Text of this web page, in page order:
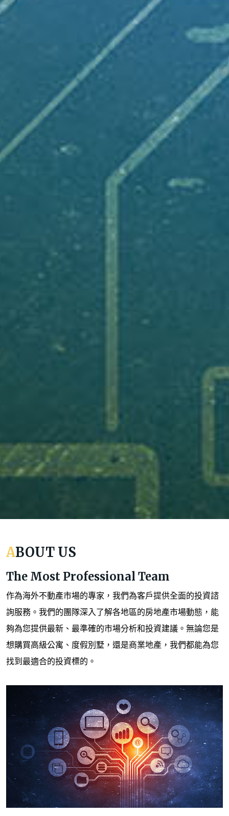
ABOUT US
The Most Professional Team
作為海外不動產市場的專家，我們為客戶提供全面的投資諮
詢服務。我們的團隊深入了解各地區的房地產市場動態，能
夠為您提供最新、最準確的市場分析和投資建議。無論您是
想購買高級公寓、度假別墅，還是商業地產，我們都能為您
找到最適合的投資標的。